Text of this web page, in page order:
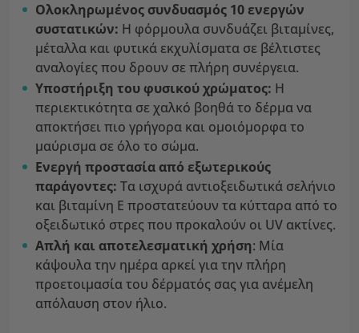
Ολοκληρωμένος συνδυασμός 10 ενεργών
συστατικών: Η φόρμουλα συνδυάζει βιταμίνες,
μέταλλα και φυτικά εκχυλίσματα σε βέλτιστες
αναλογίες που δρουν σε πλήρη συνέργεια.
Υποστήριξη του φυσικού χρώματος: Η
περιεκτικότητα σε χαλκό βοηθά το δέρμα να
αποκτήσει πιο γρήγορα και ομοιόμορφα το
μαύρισμα σε όλο το σώμα.
Ενεργή προστασία από εξωτερικούς
παράγοντες: Τα ισχυρά αντιοξειδωτικά σελήνιο
και βιταμίνη Ε προστατεύουν τα κύτταρα από το
οξειδωτικό στρες που προκαλούν οι UV ακτίνες.
Απλή και αποτελεσματική χρήση: Μία
κάψουλα την ημέρα αρκεί για την πλήρη
προετοιμασία του δέρματός σας για ανέμελη
απόλαυση στον ήλιο.